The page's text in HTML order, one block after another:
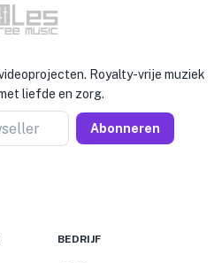
Royalty-vrije muziek
liefde en zorg.
Abonneren
BEDRIJF